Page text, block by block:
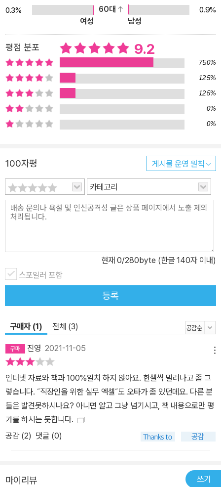
0.3% 60대
0.9%
여성
남성
평점 분포 9.2
75.0%
12.5%
12.5%
0%
0%
100자평 게시물 운영 원칙
카테고리
현재 0/280byte (한글 140자 이내)
스포일러 포함
등록
구매자 (1) 전체 (3)
진영 2021-11-05
인터넷 자료와 책과 100%일치 하지 않아요. 한셀씩 밀려나고 좀 그
렇습니다. ˝직장인을 위한 실무 엑셀˝도 오타가 좀 있던데요. 다른 분
들은 발견못하시나요? 아니면 알고 그냥 넘기시고, 책 내용으로만 평
가를 하시는 듯합니다.
공감 (2) 댓글 (0)
마이리뷰 쓰기